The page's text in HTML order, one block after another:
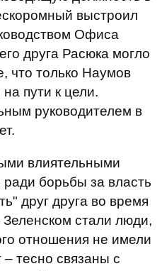
выстроил
Офиса
друга Расюка могло
что только Наумов
пути к цели.
руководителем в
влиятельными
борьбы за власть
друг друга во время
стали люди,
отношения не имели
тесно связаны с